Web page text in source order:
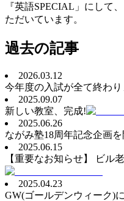
『英語SPECIAL」にして
ただいています。
過去の記事
2026.03.12
今年度の入試が全て終わり
2025.09.07
新しい教室、完成!
2025.06.26
ながみ塾18周年記念企画
2025.06.15
【重要なお知らせ】 ビル
2025.04.23
GW(ゴールデンウィーク)